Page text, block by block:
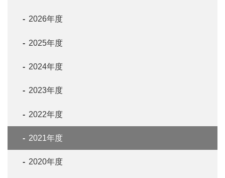
2026年度
2025年度
2024年度
2023年度
2022年度
2021年度
2020年度